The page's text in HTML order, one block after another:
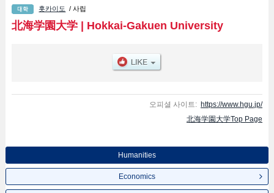
및Economics 학부및Law 학부및Engineering 학부및Business Administration
학부 등의 학부별 정보, 모집정원과 합격자수 등의 입시정보, 시설안내, 교통정
보 등 외국인 유학생에게 유익하고 필요한 정보를 게재하고 있으므로 많이 이
홋카이도 / 사립
北海学園大学| Hokkai-Gakuen University
오피셜 사이트: https://www.hgu.jp/
北海学園大学Top Page
Humanities
Economics